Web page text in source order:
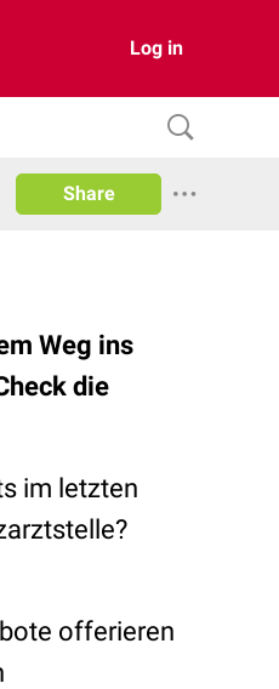
Log in
Share
Weg ins
die
im letzten
offerieren